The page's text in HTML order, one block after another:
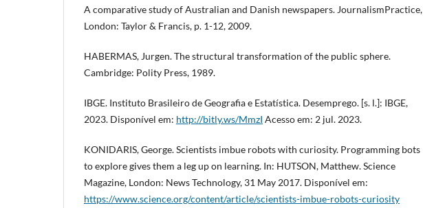
A comparative study of Australian and Danish newspapers. JournalismPractice,
London: Taylor & Francis, p. 1-12, 2009.
HABERMAS, Jurgen. The structural transformation of the public sphere.
Cambridge: Polity Press, 1989.
IBGE. Instituto Brasileiro de Geografia e Estatística. Desemprego. [s. l.]: IBGE,
2023. Disponível em: http://bitly.ws/MmzI Acesso em: 2 jul. 2023.
KONIDARIS, George. Scientists imbue robots with curiosity. Programming bots
to explore gives them a leg up on learning. In: HUTSON, Matthew. Science
Magazine, London: News Technology, 31 May 2017. Disponível em:
https://www.science.org/content/article/scientists-imbue-robots-curiosity